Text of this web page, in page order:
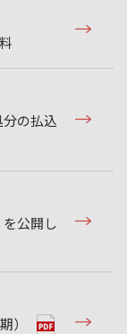
の払込
を公開し
）